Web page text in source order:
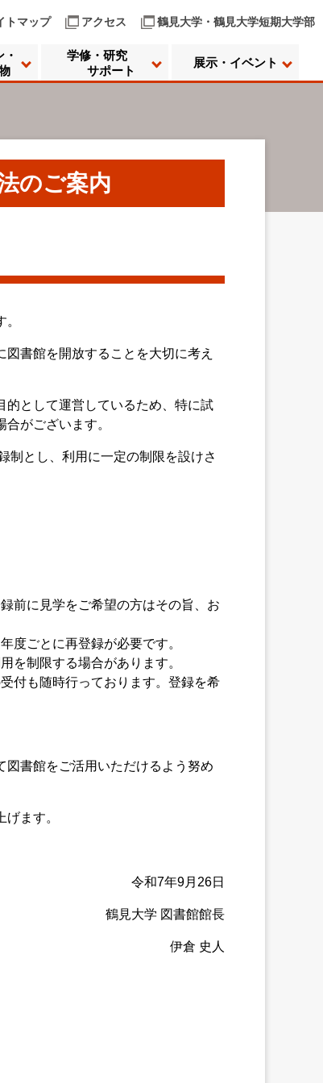
トマップ アクセス 鶴見大学・鶴見大学短期大学部
学修・研究
サポート
展示・イベント
のご案内
書館を開放することを大切に考え
的として運営しているため、特に試
がございます。
制とし、利用に一定の制限を設けさ
前に見学をご希望の方はその旨、お
度ごとに再登録が必要です。
を制限する場合があります。
付も随時行っております。登録を希
書館をご活用いただけるよう努め
ます。
令和7年9月26日
鶴見大学 図書館館長
伊倉 史人